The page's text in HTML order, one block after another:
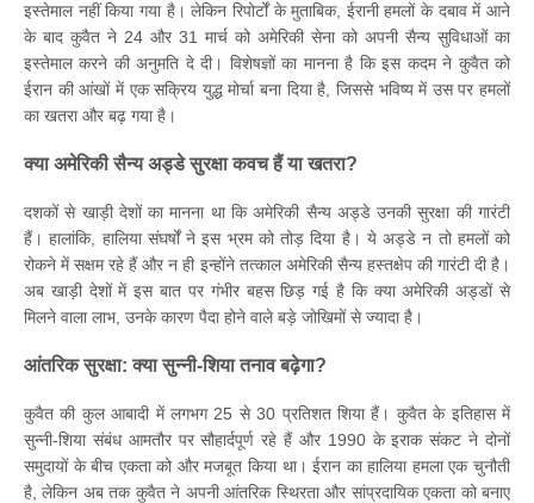
इस्तेमाल नहीं किया गया है। लेकिन रिपोर्टों के मुताबिक, ईरानी हमलों के दबाव में आने
के बाद कुवैत ने 24 और 31 मार्च को अमेरिकी सेना को अपनी सैन्य सुविधाओं का
इस्तेमाल करने की अनुमति दे दी। विशेषज्ञों का मानना है कि इस कदम ने कुवैत को
ईरान की आंखों में एक सक्रिय युद्ध मोर्चा बना दिया है, जिससे भविष्य में उस पर हमलों
का खतरा और बढ़ गया है।
क्या अमेरिकी सैन्य अड्डे सुरक्षा कवच हैं या खतरा?
दशकों से खाड़ी देशों का मानना था कि अमेरिकी सैन्य अड्डे उनकी सुरक्षा की गारंटी
हैं। हालांकि, हालिया संघर्षों ने इस भ्रम को तोड़ दिया है। ये अड्डे न तो हमलों को
रोकने में सक्षम रहे हैं और न ही इन्होंने तत्काल अमेरिकी सैन्य हस्तक्षेप की गारंटी दी है।
अब खाड़ी देशों में इस बात पर गंभीर बहस छिड़ गई है कि क्या अमेरिकी अड्डों से
मिलने वाला लाभ, उनके कारण पैदा होने वाले बड़े जोखिमों से ज्यादा है।
आंतरिक सुरक्षा: क्या सुन्नी-शिया तनाव बढ़ेगा?
कुवैत की कुल आबादी में लगभग 25 से 30 प्रतिशत शिया हैं। कुवैत के इतिहास में
सुन्नी-शिया संबंध आमतौर पर सौहार्दपूर्ण रहे हैं और 1990 के इराक संकट ने दोनों
समुदायों के बीच एकता को और मजबूत किया था। ईरान का हालिया हमला एक चुनौती
है, लेकिन अब तक कुवैत ने अपनी आंतरिक स्थिरता और सांप्रदायिक एकता को बनाए